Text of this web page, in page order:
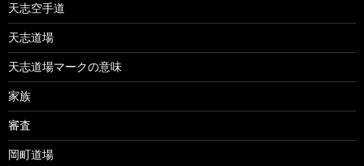
天志空手道
天志道場
天志道場マークの意味
家族
審査
岡町道場